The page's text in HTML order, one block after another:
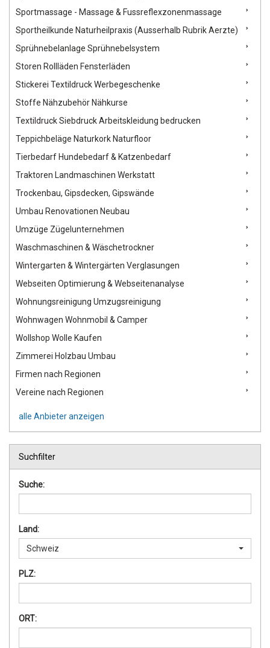
Sportmassage - Massage & Fussreflexzonenmassage
Sportheilkunde Naturheilpraxis (Ausserhalb Rubrik Aerzte)
Sprühnebelanlage Sprühnebelsystem
Storen Rollläden Fensterläden
Stickerei Textildruck Werbegeschenke
Stoffe Nähzubehör Nähkurse
Textildruck Siebdruck Arbeitskleidung bedrucken
Teppichbeläge Naturkork Naturfloor
Tierbedarf Hundebedarf & Katzenbedarf
Traktoren Landmaschinen Werkstatt
Trockenbau, Gipsdecken, Gipswände
Umbau Renovationen Neubau
Umzüge Zügelunternehmen
Waschmaschinen & Wäschetrockner
Wintergarten & Wintergärten Verglasungen
Webseiten Optimierung & Webseitenanalyse
Wohnungsreinigung Umzugsreinigung
Wohnwagen Wohnmobil & Camper
Wollshop Wolle Kaufen
Zimmerei Holzbau Umbau
Firmen nach Regionen
Vereine nach Regionen
alle Anbieter anzeigen
Suchfilter
Suche:
Land:
Schweiz
PLZ:
ORT: